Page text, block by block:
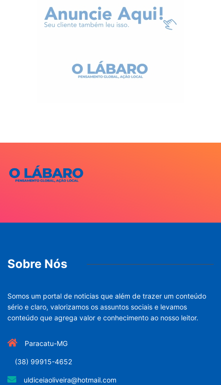
Sobre Nós
Somos um portal de noticias que além de trazer um conteúdo
sério e claro, valorizamos os assuntos sociais e levamos
conteúdo que agrega valor e conhecimento ao nosso leitor.
Paracatu-MG
(38) 99915-4652
uldiceiaoliveira@hotmail.com